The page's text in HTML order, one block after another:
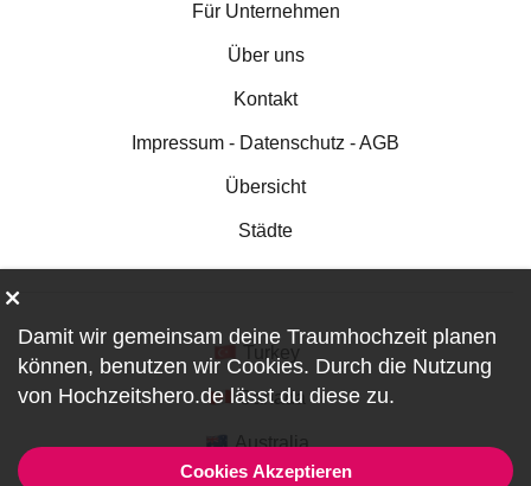
Für Unternehmen
Über uns
Kontakt
Impressum - Datenschutz - AGB
Übersicht
Städte
Canada
Australia
Damit wir gemeinsam deine Traumhochzeit planen
können, benutzen wir Cookies. Durch die Nutzung
von Hochzeitshero.de lässt du diese zu.
Cookies Akzeptieren